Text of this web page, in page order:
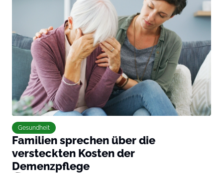
Gesundheit
Familien sprechen über die
versteckten Kosten der
Demenzpflege